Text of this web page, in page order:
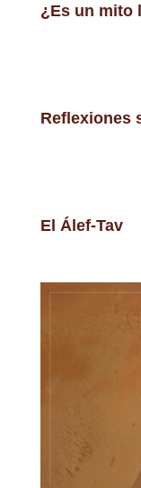
¿Es un mito
Reflexiones
El Álef-Tav